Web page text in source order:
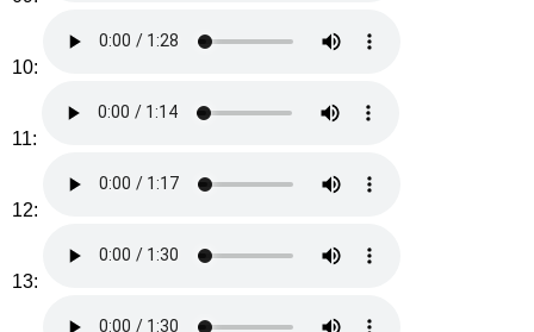
10:
11:
12:
13: